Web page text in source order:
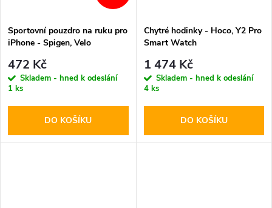
Sportovní pouzdro na ruku pro
iPhone - Spigen, Velo
472 Kč
Skladem - hned k odeslání
1 ks
DO KOŠÍKU
Chytré hodinky - Hoco, Y2 Pro
Smart Watch
1 474 Kč
Skladem - hned k odeslání
4 ks
DO KOŠÍKU